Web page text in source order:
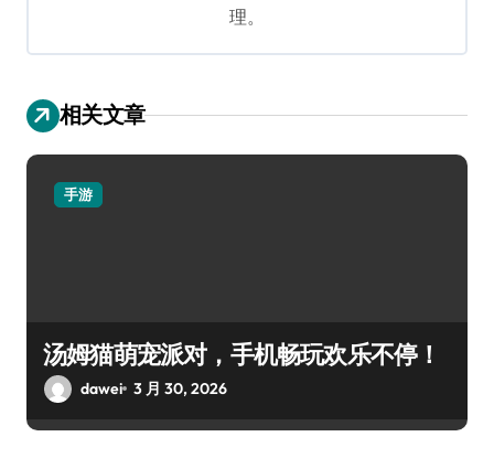
理。
相关文章
手游
汤姆猫萌宠派对，手机畅玩欢乐不停！
dawei 3 月 30, 2026